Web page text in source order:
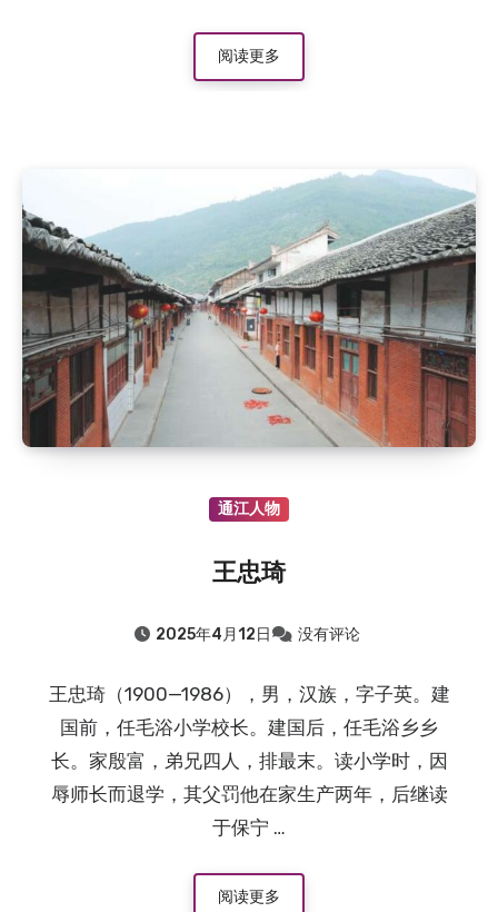
阅读更多
通江人物
王忠琦
2025年4月12日 没有评论
王忠琦（1900—1986），男，汉族，字子英。建
国前，任毛浴小学校长。建国后，任毛浴乡乡
长。家殷富，弟兄四人，排最末。读小学时，因
辱师长而退学，其父罚他在家生产两年，后继读
于保宁 …
阅读更多